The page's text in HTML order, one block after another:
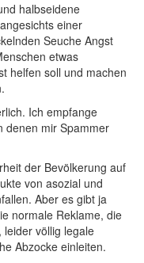
halbseidene
einer
Seuche Angst
etwas
helfen soll und machen
Ich empfange
denen mir Spammer
der Bevölkerung auf
von asozial und
Aber es gibt ja
normale Reklame, die
völlig legale
Abzocke einleiten.